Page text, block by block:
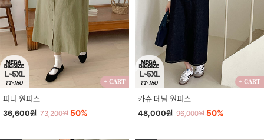
+ CART
피너 원피스
36,600원 73,200원 50%
+ CART
카슈 데님 원피스
48,000원 96,000원 50%